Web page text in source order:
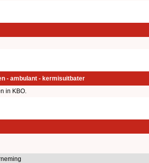
- ambulant - kermisuitbater
in KBO.